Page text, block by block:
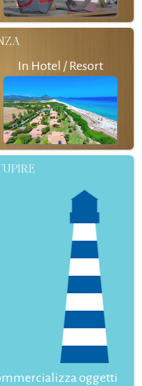
In Hotel / Resort
oggetti